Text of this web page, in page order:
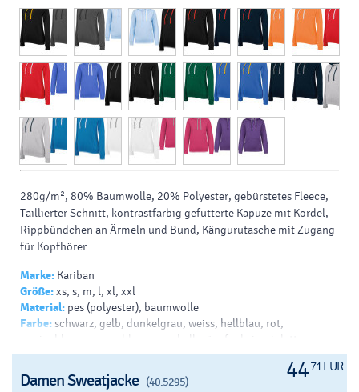
280g/m², 80% Baumwolle, 20% Polyester, gebürstetes Fleece,
Taillierter Schnitt, kontrastfarbig gefütterte Kapuze mit Kordel,
Rippbündchen an Ärmeln und Bund, Kängurutasche mit Zugang
für Kopfhörer
Marke: Kariban
Größe:xs, s, m, l, xl, xxl
Material: pes (polyester), baumwolle
Farbe: schwarz, gelb, dunkelgrau, weiss, hellblau, rot,
marineblau, orange, blau, grau, hellgrün, fuchsie, violett
Drück:transferdruck - v, siebdruck auf t-shirts - v, siebdruck -
helles t-shirt - b, siebdruck - dunkles t-shirt - b
4471 EUR
Damen Sweatjacke (40.5295)